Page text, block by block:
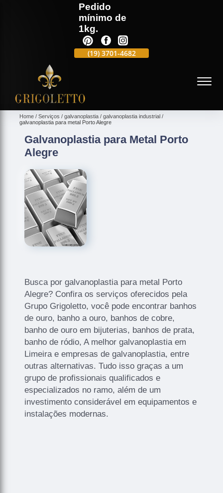
Pedido
mínimo de
1kg.
(19) 3701-4682 (19)
Home Serviços galvanoplastia
galvanoplastia industrial
galvanoplastia para metal Porto Alegre
Galvanoplastia para Metal Porto
Alegre
Busca por galvanoplastia para metal Porto
Alegre? Confira os serviços oferecidos pela
Grupo Grigoletto, você pode encontrar banhos
de ouro, banho a ouro, banhos de cobre,
banho de ouro em bijuterias, banhos de prata,
banho de ródio, A melhor galvanoplastia em
Limeira e empresas de galvanoplastia, entre
outras alternativas. Tudo isso graças a um
grupo de profissionais qualificados e
especializados no ramo, além de um
investimento considerável em equipamentos e
instalações modernas.